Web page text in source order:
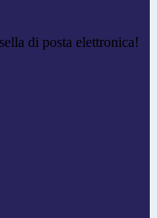
di posta elettronica!